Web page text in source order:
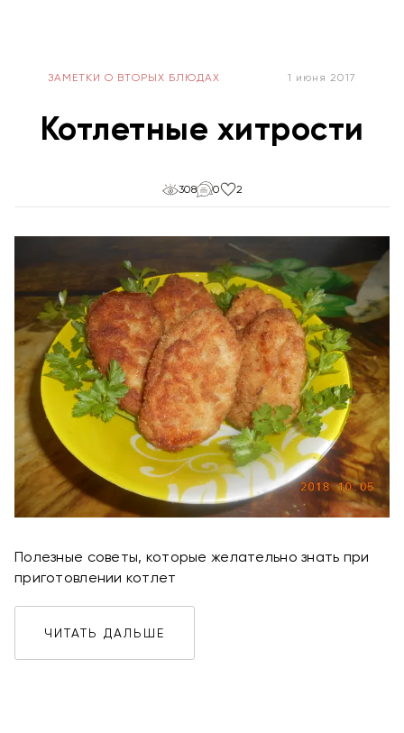
ЗАМЕТКИ О ВТОРЫХ БЛЮДАХ 1 июня 2017
Котлетные хитрости
308 0 2
Полезные советы, которые желательно знать при
приготовлении котлет
ЧИТАТЬ ДАЛЬШЕ